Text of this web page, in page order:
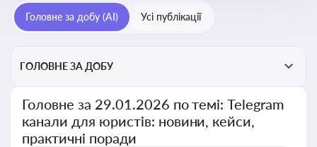
каналах
Головне за добу (AI) Усі публікації
ГОЛОВНЕ ЗА ДОБУ
Головне за 29.01.2026 по темі: Telegram
канали для юристів: новини, кейси,
практичні поради